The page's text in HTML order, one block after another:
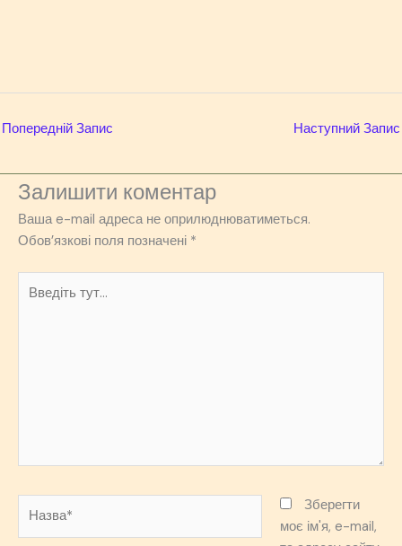
Попередній Запис Наступний Запис
Залишити коментар
Ваша e-mail адреса не оприлюднюватиметься.
Обов’язкові поля позначені *
тут...
Зберегти
моє ім'я, e-mail,